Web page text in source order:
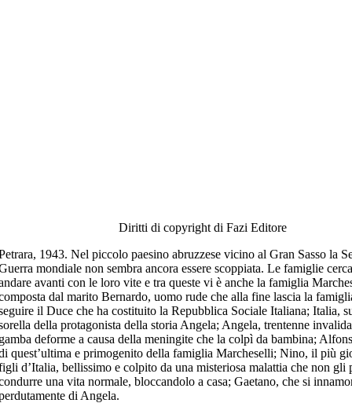
Diritti di copyright di Fazi Editore
1943. Nel piccolo paesino abruzzese vicino al Gran Sasso la
mondiale non sembra ancora essere scoppiata. Le famiglie
avanti con le loro vite e tra queste vi è anche la famiglia
dal marito Bernardo, uomo rude che alla fine lascia la
il Duce che ha costituito la Repubblica Sociale Italiana; Italia,
della protagonista della storia Angela; Angela, trentenne
deforme a causa della meningite che la colpì da bambina;
quest’ultima e primogenito della famiglia Marcheselli; Nino, il più
d’Italia, bellissimo e colpito da una misteriosa malattia che non gli
una vita normale, bloccandolo a casa; Gaetano, che si
di Angela.